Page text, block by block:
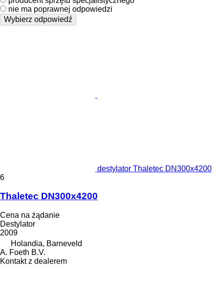
nie ma poprawnej odpowiedzi
Wybierz odpowiedź
destylator Thaletec DN300x4200
6
Thaletec DN300x4200
Cena na żądanie
Destylator
2009
Holandia, Barneveld
A. Foeth B.V.
Kontakt z dealerem